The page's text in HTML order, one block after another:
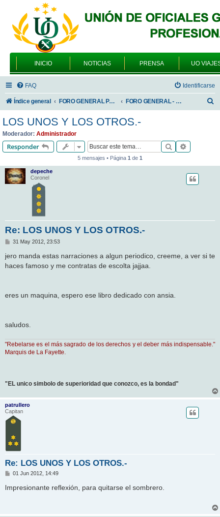
INICIO NOTICIAS PRENSA UO
FAQ Identificarse
Índice general FORO GENERAL PARA TODOS LOS USUARIOS FORO GENERAL - VARIEDADES
r
LOS UNOS Y LOS OTROS.-
Moderador: Administrador
Responder Buscar
5 mensajes • Página 1 de 1
depeche
Coronel
Re: LOS UNOS Y LOS OTROS.-
M
n
s
a
31 May 2012, 23:53
jero manda estas narraciones a algun periodico, creeme, a ver si te
haces famoso y me contratas de escolta jajjaa.
eres un maquina, espero ese libro dedicado con ansia.
saludos.
"Rebelarse es el más sagrado de los derechos y el deber más indispensable."
Marquis de La Fayette.
"EL unico simbolo de superioridad que conozco, es la bondad"
patrullero
Capitan
Re: LOS UNOS Y LOS OTROS.-
M
n
s
01 Jun 2012, 14:49
Impresionante reflexión, para quitarse el sombrero.